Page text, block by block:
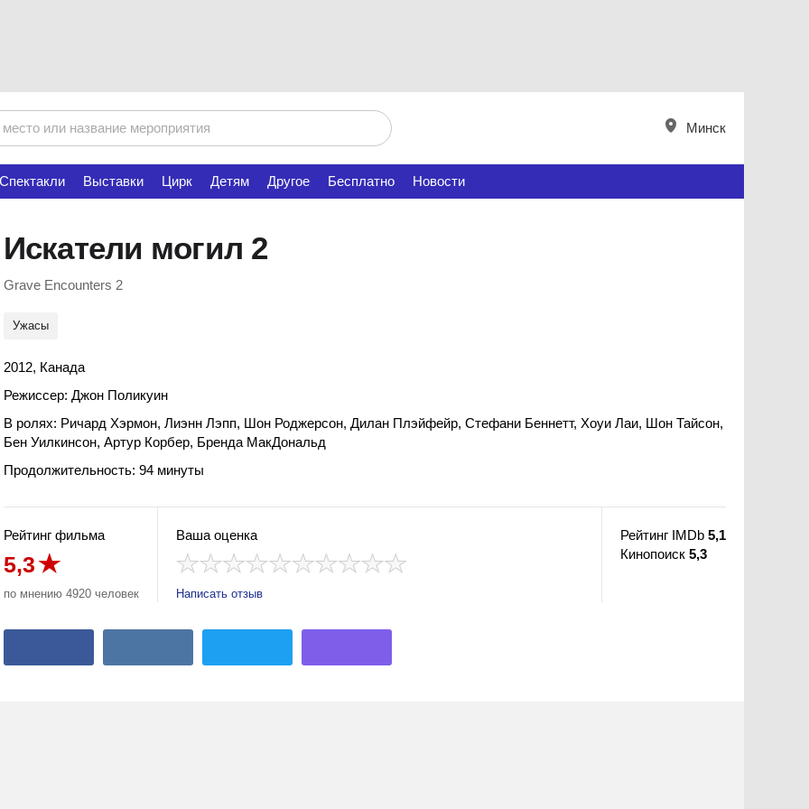
Минск
Спектакли Выставки Цирк Детям Другое Бесплатно Новости
Искатели могил 2
Grave Encounters 2
Ужасы
2012, Канада
Режиссер: Джон Поликуин
В ролях: Ричард Хэрмон, Лиэнн Лэпп, Шон Роджерсон, Дилан Плэйфейр, Стефани Беннетт, Хоуи Лаи, Шон Тайсон,
Бен Уилкинсон, Артур Корбер, Бренда МакДональд
Продолжительность: 94 минуты
Рейтинг фильма
5,3
по мнению 4920 человек
Ваша оценка
Написать отзыв
Рейтинг IMDb 5,1
Кинопоиск 5,3